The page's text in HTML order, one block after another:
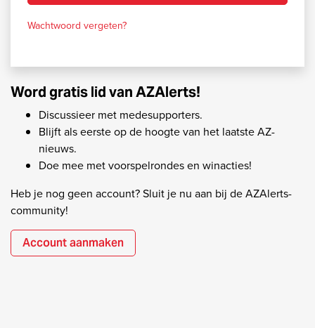
Wachtwoord vergeten?
Word gratis lid van AZAlerts!
Discussieer met medesupporters.
Blijft als eerste op de hoogte van het laatste AZ-
nieuws.
Doe mee met voorspelrondes en winacties!
Heb je nog geen account? Sluit je nu aan bij de AZAlerts-
community!
Account aanmaken